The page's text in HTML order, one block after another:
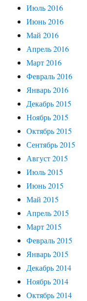
Июль 2016
Июнь 2016
Май 2016
Апрель 2016
Март 2016
Февраль 2016
Январь 2016
Декабрь 2015
Ноябрь 2015
Октябрь 2015
Сентябрь 2015
Август 2015
Июль 2015
Июнь 2015
Май 2015
Апрель 2015
Март 2015
Февраль 2015
Январь 2015
Декабрь 2014
Ноябрь 2014
Октябрь 2014